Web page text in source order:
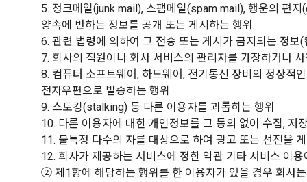
5. 정크메일(junk mail), 스팸메일(spam mail), 행운의 편
양속에 반하는 정보를 공개 또는 게시하는 행위.
6. 관련 법령에 의하여 그 전송 또는 게시가 금지되는 정
7. 회사의 직원이나 회사 서비스의 관리자를 가장하거나
8. 컴퓨터 소프트웨어, 하드웨어, 전기통신 장비의 정상적
전자우편으로 발송하는 행위
9. 스토킹(stalking) 등 다른 이용자를 괴롭히는 행위
10. 다른 이용자에 대한 개인정보를 그 동의 없이 수집, 저
11. 불특정 다수의 자를 대상으로 하여 광고 또는 선전을
12. 회사가 제공하는 서비스에 정한 약관 기타 서비스 이
② 제1항에 해당하는 행위를 한 이용자가 있을 경우 회사